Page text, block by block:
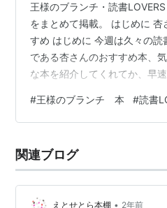
王様のブランチ・読書
をまとめて掲載。 はじめに
すめ はじめに 今週は久々の読
である杏さんのおすすめ本、
な本を紹介してくれてか、
時は和室の部屋にいたんです
棚が吸い込まれていくような
の、起源本が好き。人生の転
ちら。中学校３年生くらいの
#王様のブランチ 本 #読書
関連ブログ
えとせとら本棚 • 2年前